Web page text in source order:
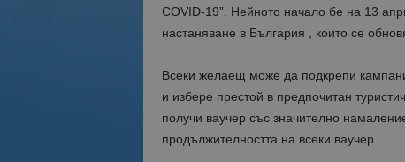
COVID-19”. Нейното начало бе на 13
настаняване в България , които се
Всеки желаещ може да подкрепи
и избере престой в предпочитан
получи ваучер със значително
продължителността на всеки ваучер.